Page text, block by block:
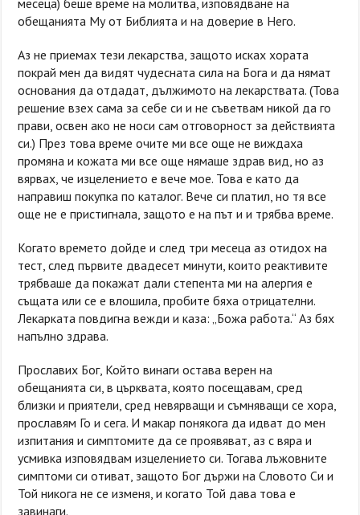
месеца) беше време на молитва, изповядване на
обещанията Му от Библията и на доверие в Него.
Аз не приемах тези лекарства, защото исках хората
покрай мен да видят чудесната сила на Бога и да нямат
основания да отдадат, дължимото на лекарствата. (Това
решение взех сама за себе си и не съветвам никой да го
прави, освен ако не носи сам отговорност за действията
си.) През това време очите ми все още не виждаха
промяна и кожата ми все още нямаше здрав вид, но аз
вярвах, че изцелението е вече мое. Това е като да
направиш покупка по каталог. Вече си платил, но тя все
още не е пристигнала, защото е на път и и трябва време.
Когато времето дойде и след три месеца аз отидох на
тест, след първите двадесет минути, които реактивите
трябваше да покажат дали степента ми на алергия е
същата или се е влошила, пробите бяха отрицателни.
Лекарката повдигна вежди и каза: „Божа работа.“ Аз бях
напълно здрава.
Прославих Бог, Който винаги остава верен на
обещанията си, в църквата, която посещавам, сред
близки и приятели, сред невярващи и съмняващи се хора,
прославям Го и сега. И макар понякога да идват до мен
изпитания и симптомите да се проявяват, аз с вяра и
усмивка изповядвам изцелението си. Тогава лъжовните
симптоми си отиват, защото Бог държи на Словото Си и
Той никога не се изменя, и когато Той дава това е
завинаги.